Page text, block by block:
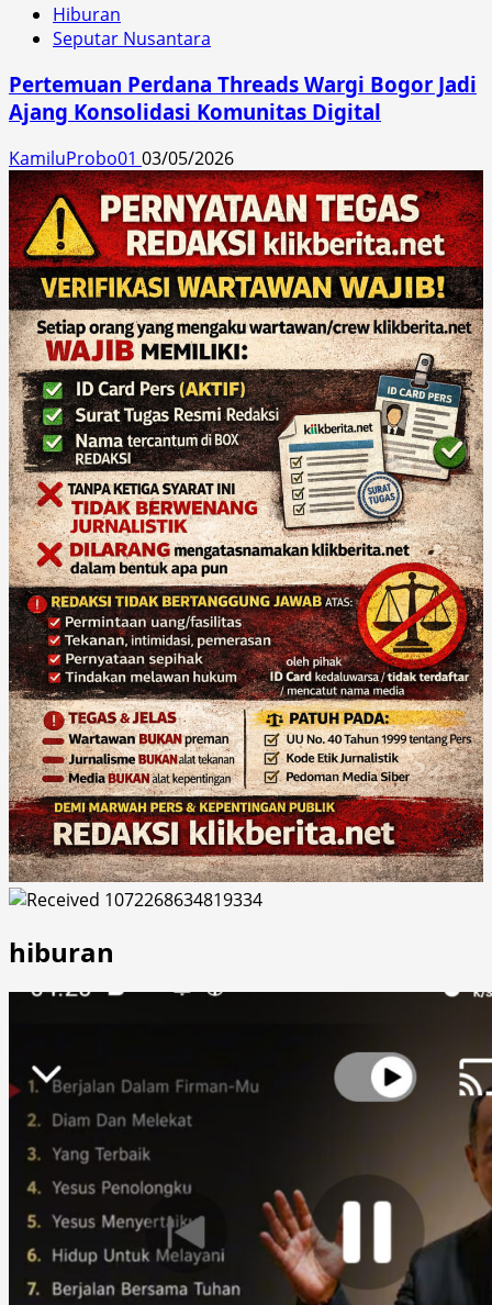
Hiburan
Seputar Nusantara
Pertemuan Perdana Threads Wargi Bogor Jadi
Ajang Konsolidasi Komunitas Digital
KamiluProbo01 03/05/2026
hiburan